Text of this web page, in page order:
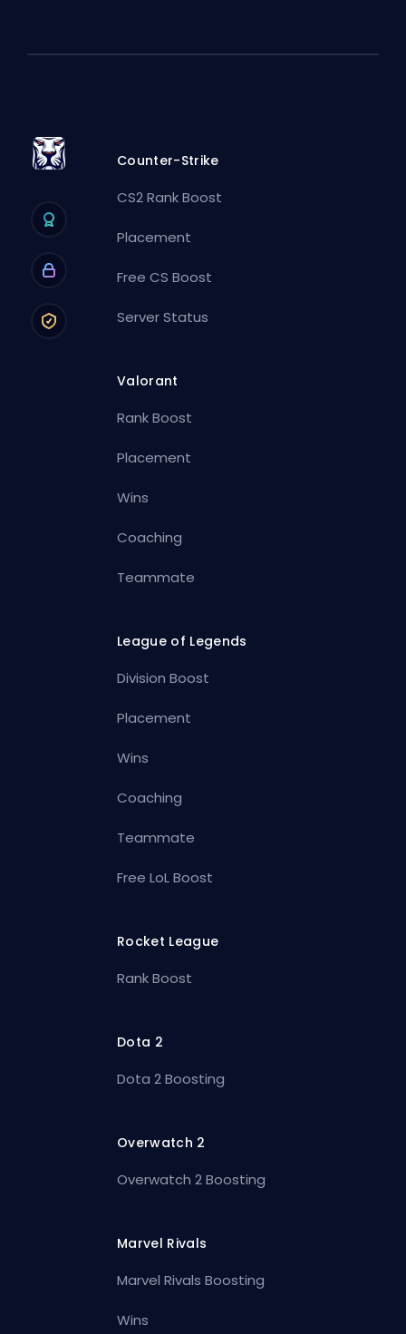
Counter-Strike
CS2 Rank Boost
Placement
Free CS Boost
Server Status
Valorant
Rank Boost
Placement
Wins
Coaching
Teammate
League of Legends
Division Boost
Placement
Wins
Coaching
Teammate
Free LoL Boost
Rocket League
Rank Boost
Dota 2
Dota 2 Boosting
Overwatch 2
Overwatch 2 Boosting
Marvel Rivals
Marvel Rivals Boosting
Wins